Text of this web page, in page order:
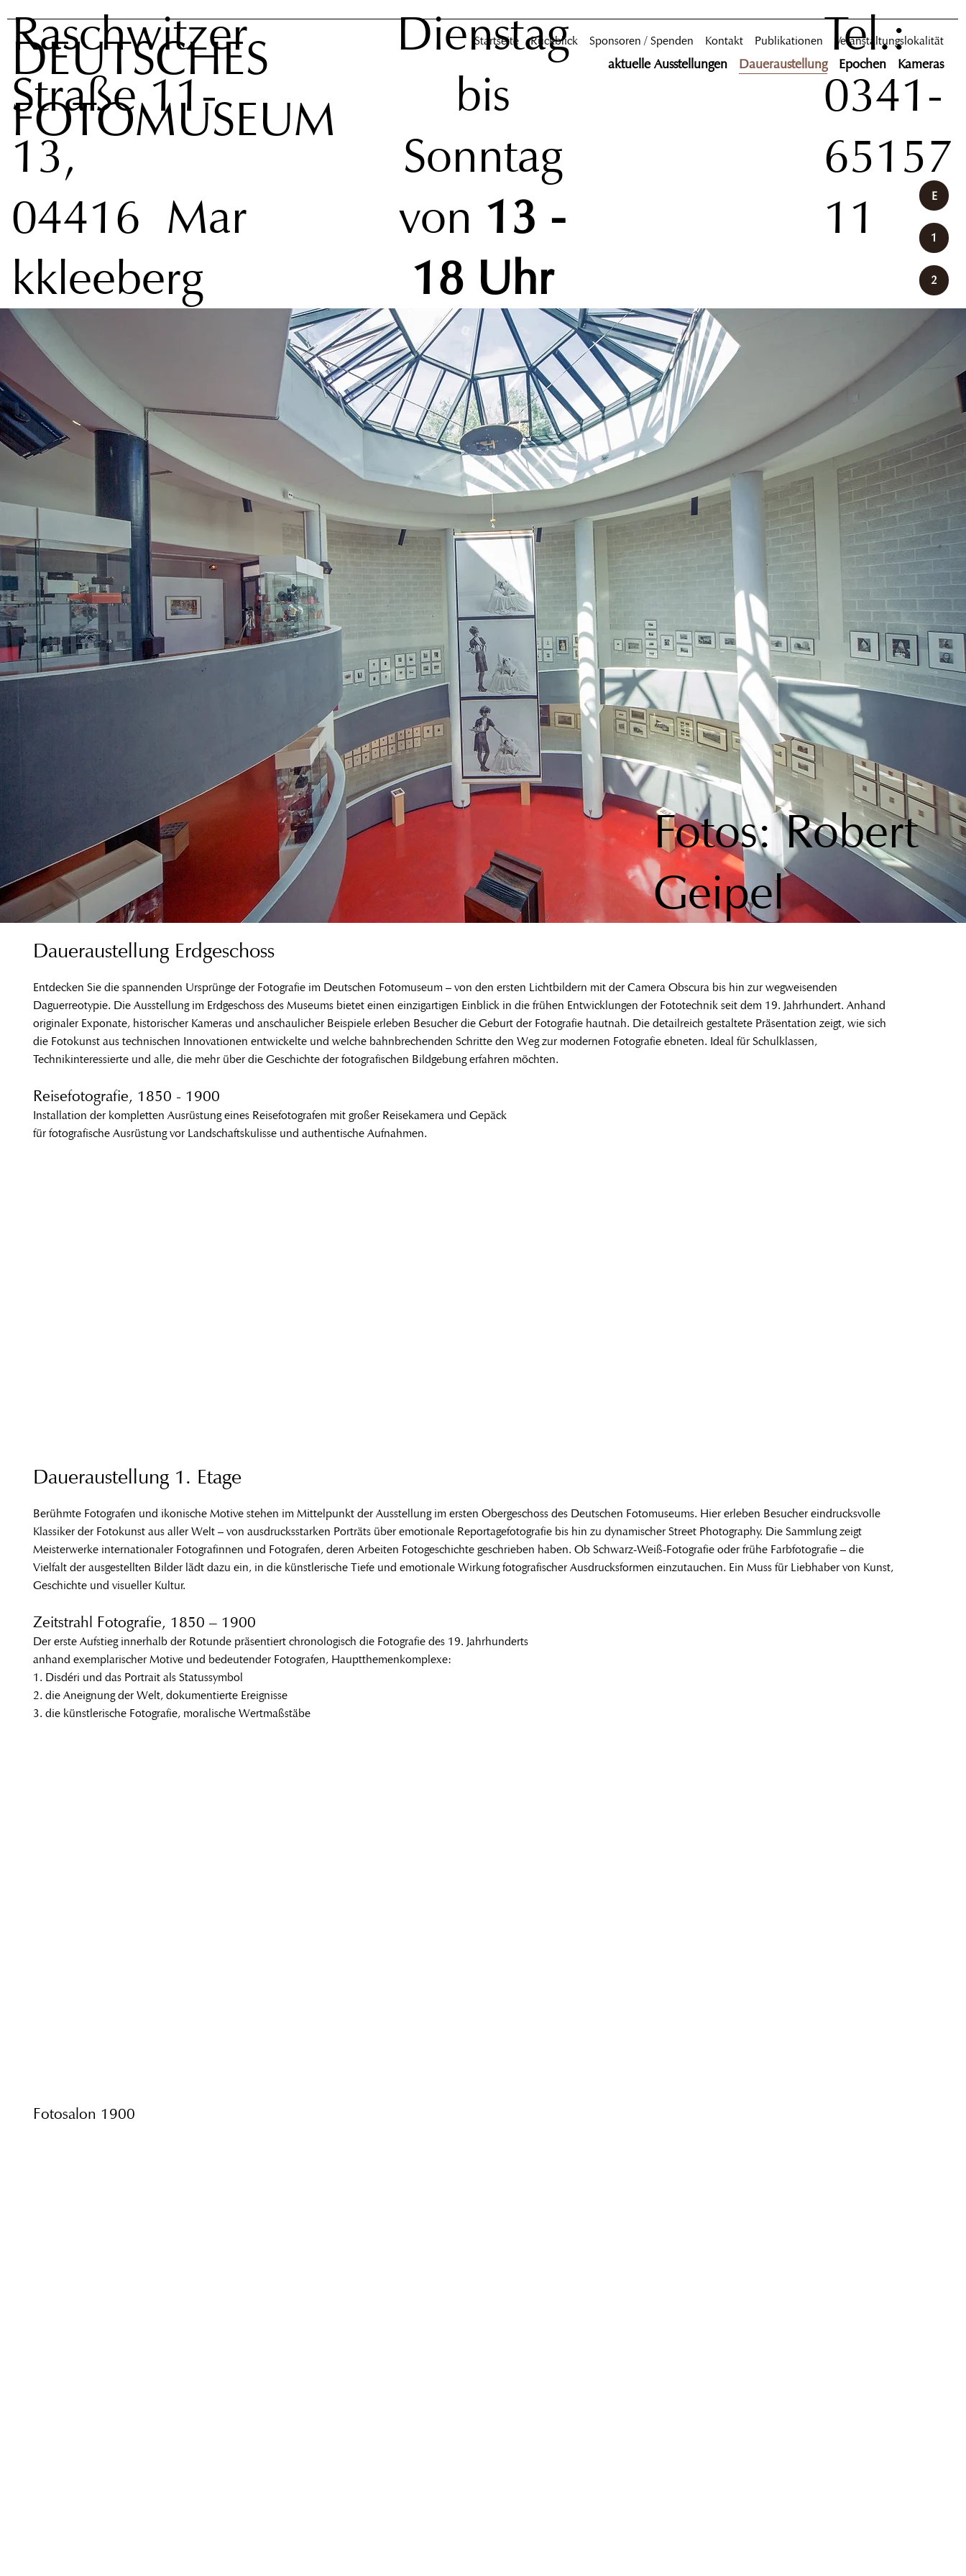
Raschwitzer
Straße 11-
13,
04416 Mar
kkleeberg
DEUTSCHES
FOTOMUSEUM
Dienstag
bis
Sonntag
von 13 -
18 Uhr
Startseite Rückblick Sponsoren / Spenden Kontakt Publikationen Veranstaltungslokalität
aktuelle Ausstellungen Daueraustellung Epochen Kameras
Tel.:
0341-
65157
11
Fotos: Robert
Geipel
Daueraustellung Erdgeschoss
Entdecken Sie die spannenden Ursprünge der Fotografie im Deutschen Fotomuseum – von den ersten Lichtbildern mit der Camera Obscura bis hin zur wegweisenden
Daguerreotypie. Die Ausstellung im Erdgeschoss des Museums bietet einen einzigartigen Einblick in die frühen Entwicklungen der Fototechnik seit dem 19. Jahrhundert. Anhand
originaler Exponate, historischer Kameras und anschaulicher Beispiele erleben Besucher die Geburt der Fotografie hautnah. Die detailreich gestaltete Präsentation zeigt, wie sich
die Fotokunst aus technischen Innovationen entwickelte und welche bahnbrechenden Schritte den Weg zur modernen Fotografie ebneten. Ideal für Schulklassen,
Technikinteressierte und alle, die mehr über die Geschichte der fotografischen Bildgebung erfahren möchten.
Reisefotografie, 1850 - 1900
Installation der kompletten Ausrüstung eines Reisefotografen mit großer Reisekamera und Gepäck
für fotografische Ausrüstung vor Landschaftskulisse und authentische Aufnahmen.
Daueraustellung 1. Etage
Berühmte Fotografen und ikonische Motive stehen im Mittelpunkt der Ausstellung im ersten Obergeschoss des Deutschen Fotomuseums. Hier erleben Besucher eindrucksvolle
Klassiker der Fotokunst aus aller Welt – von ausdrucksstarken Porträts über emotionale Reportagefotografie bis hin zu dynamischer Street Photography. Die Sammlung zeigt
Meisterwerke internationaler Fotografinnen und Fotografen, deren Arbeiten Fotogeschichte geschrieben haben. Ob Schwarz-Weiß-Fotografie oder frühe Farbfotografie – die
Vielfalt der ausgestellten Bilder lädt dazu ein, in die künstlerische Tiefe und emotionale Wirkung fotografischer Ausdrucksformen einzutauchen. Ein Muss für Liebhaber von Kunst,
Geschichte und visueller Kultur.
Zeitstrahl Fotografie, 1850 – 1900
Der erste Aufstieg innerhalb der Rotunde präsentiert chronologisch die Fotografie des 19. Jahrhunderts
anhand exemplarischer Motive und bedeutender Fotografen, Hauptthemenkomplexe:
1. Disdéri und das Portrait als Statussymbol
2. die Aneignung der Welt, dokumentierte Ereignisse
3. die künstlerische Fotografie, moralische Wertmaßstäbe
Fotosalon 1900
E
1
2